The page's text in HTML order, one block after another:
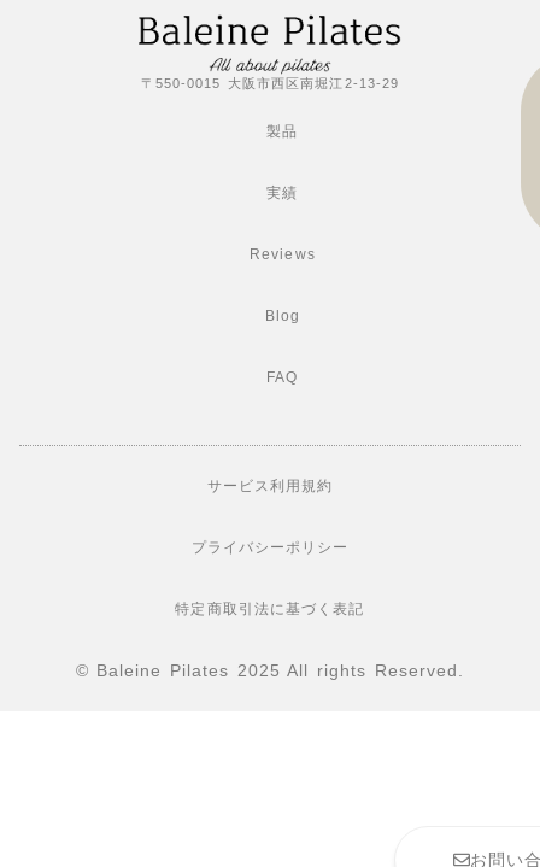
お問い
〒550-0015 大阪市西区南堀江2-13-29
製品
実績
Reviews
Blog
FAQ
© Baleine Pilates 2025 All rights Reserved.
サービス利用規約
プライバシーポリシー
特定商取引法に基づく表記